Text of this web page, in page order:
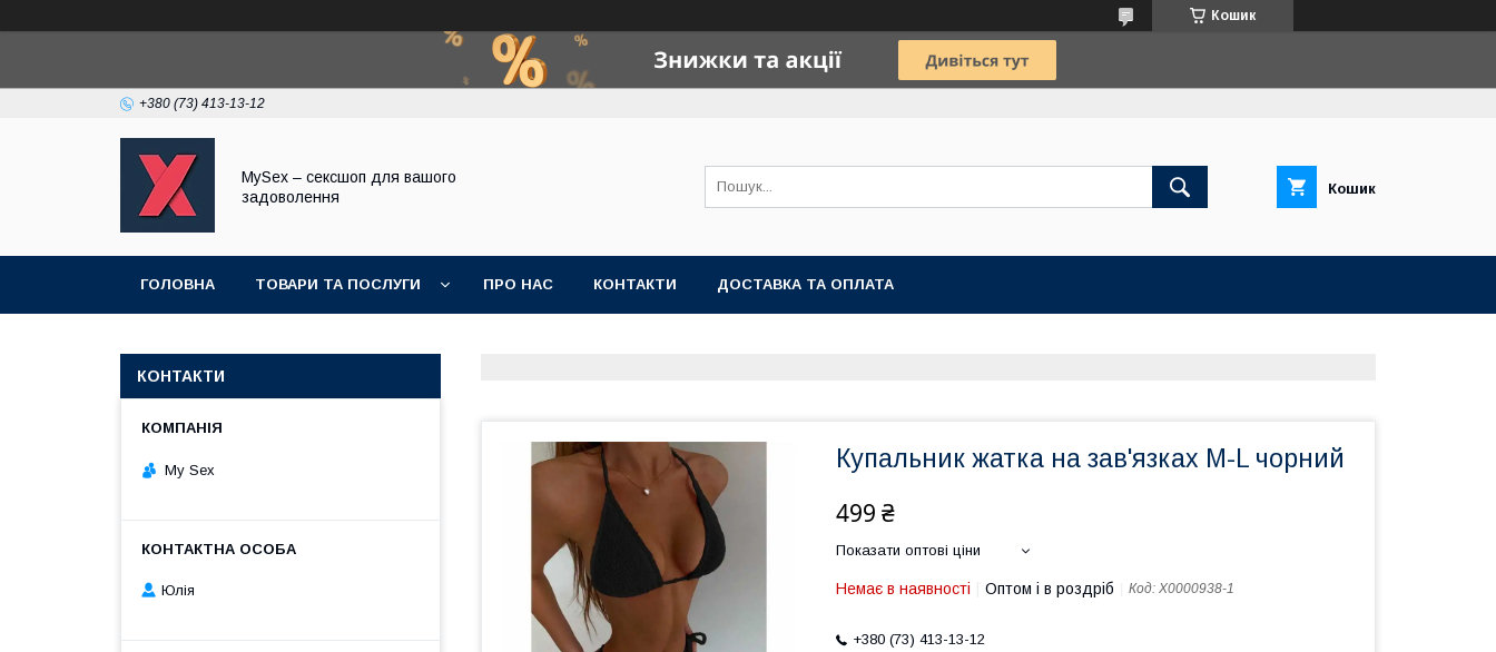
Кошик
+380 (73) 413-13-12
MySex – сексшоп для вашого
задоволення
Кошик
ГОЛОВНА ТОВАРИ ТА ПОСЛУГИ ПРО НАС КОНТАКТИ ДОСТАВКА ТА ОПЛАТА
Купальник жатка на зав'язках M-L чорний
499 ₴
Показати оптові ціни
Немає в наявності Оптом і в роздріб Код: X0000938-1
+380 (73) 413-13-12
КОНТАКТИ
My Sex
Юлія